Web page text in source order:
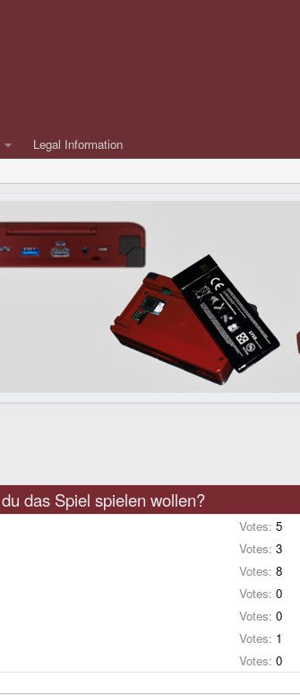
Legal Information
das Spiel spielen wollen?
Votes: 5
Votes: 3
Votes: 8
Votes: 0
Votes: 0
Votes: 1
Votes: 0